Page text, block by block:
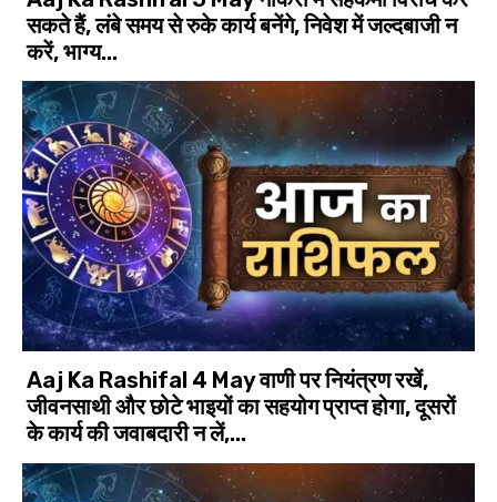
सकते हैं, लंबे समय से रुके कार्य बनेंगे, निवेश में जल्दबाजी न
करें, भाग्य...
Aaj Ka Rashifal 4 May वाणी पर नियंत्रण रखें,
जीवनसाथी और छोटे भाइयों का सहयोग प्राप्त होगा, दूसरों
के कार्य की जवाबदारी न लें,...